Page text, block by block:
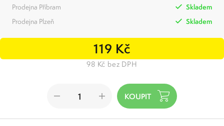
Prodejna Příbram
Skladem
Prodejna Plzeň
Skladem
119 Kč
98 Kč bez DPH